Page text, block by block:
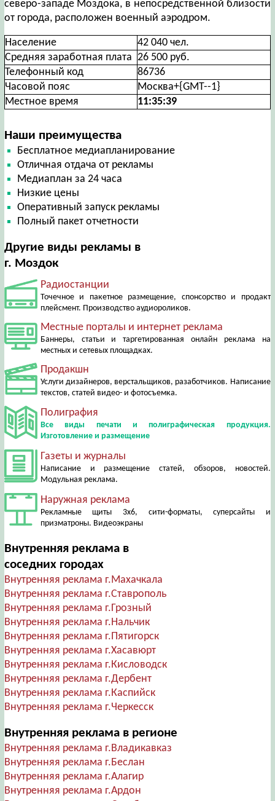
северо-западе Моздока, в непосредственной близости
от города, расположен военный аэродром.
Население
42 040 чел.
Средняя заработная плата 26 500 руб.
Телефонный код
86736
Часовой пояс
Москва+{GMT--1}
Местное время
11:35:39
Наши преимущества
Бесплатное медиапланирование
Отличная отдача от рекламы
Медиаплан за 24 часа
Низкие цены
Оперативный запуск рекламы
Полный пакет отчетности
Другие виды рекламы в
г. Моздок
Радиостанции
Точечное и пакетное размещение, спонсорство и продакт
плейсмент. Производство аудиороликов.
Местные порталы и интернет реклама
Баннеры, статьи и таргетированная онлайн реклама на
местных и сетевых площадках.
Продакшн
Услуги дизайнеров, верстальщиков, разаботчиков. Написание
текстов, статей видео- и фотосъемка.
Полиграфия
Все виды печати и полиграфическая продукция.
Изготовление и размещение
Газеты и журналы
Написание и размещение статей, обзоров, новостей.
Модульная реклама.
Наружная реклама
Рекламные щиты 3х6, сити-форматы, суперсайты и
призматроны. Видеоэкраны
Внутренняя реклама в
соседних городах
Внутренняя реклама г.Махачкала
Внутренняя реклама г.Ставрополь
Внутренняя реклама г.Грозный
Внутренняя реклама г.Нальчик
Внутренняя реклама г.Пятигорск
Внутренняя реклама г.Хасавюрт
Внутренняя реклама г.Кисловодск
Внутренняя реклама г.Дербент
Внутренняя реклама г.Каспийск
Внутренняя реклама г.Черкесск
Внутренняя реклама в регионе
Внутренняя реклама г.Владикавказ
Внутренняя реклама г.Беслан
Внутренняя реклама г.Алагир
Внутренняя реклама г.Ардон